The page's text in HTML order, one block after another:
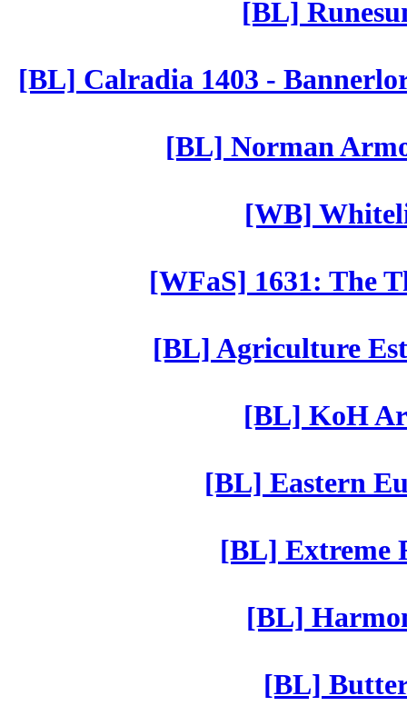
[BL]
[BL] Calradia 1403 -
[BL] Norman
[WB]
[WFaS] 1631: The
[BL] Agriculture
[BL] KoH
[BL] Eastern
[BL] Extreme
[BL]
[BL]